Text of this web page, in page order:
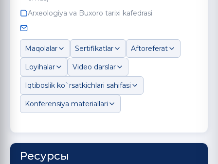
Arxeologiya va Buxoro tarixi kafedrasi
Maqolalar Sertifikatlar Aftoreferat
Loyihalar Video darslar
Iqtiboslik ko`rsatkichlari sahifasi
Konferensiya materiallari
Ресурсы